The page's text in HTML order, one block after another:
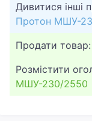
Дивитися інші
Протон МШУ-
Продати товар:
Розмістити
МШУ-230/2550